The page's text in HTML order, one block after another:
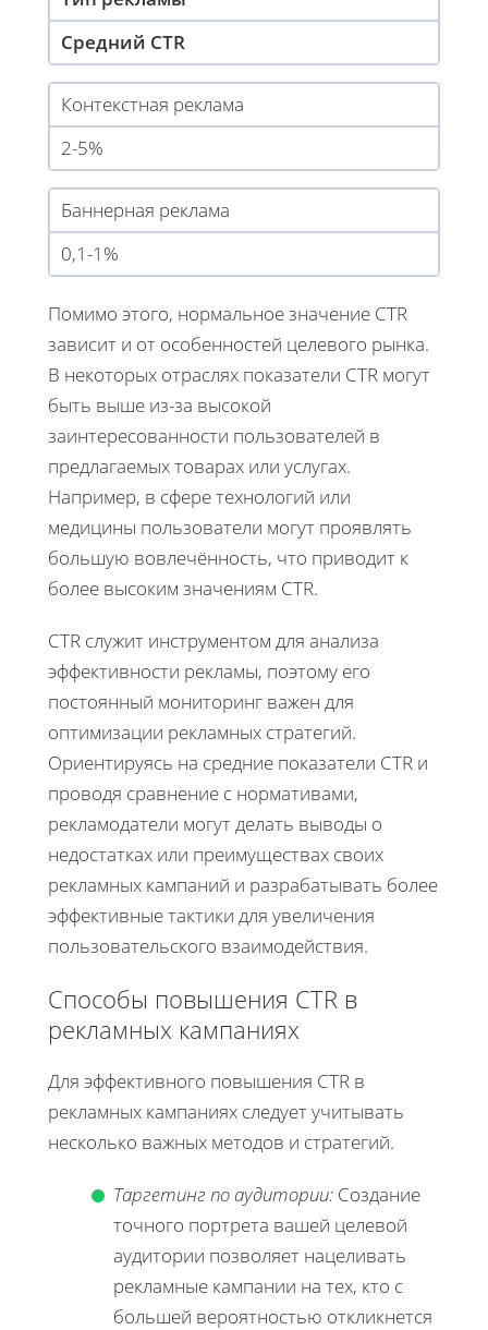
Средний CTR
Контекстная реклама
2-5%
Баннерная реклама
0,1-1%
Помимо этого, нормальное значение CTR
зависит и от особенностей целевого рынка.
В некоторых отраслях показатели CTR могут
быть выше из-за высокой
заинтересованности пользователей в
предлагаемых товарах или услугах.
Например, в сфере технологий или
медицины пользователи могут проявлять
большую вовлечённость, что приводит к
более высоким значениям CTR.
CTR служит инструментом для анализа
эффективности рекламы, поэтому его
постоянный мониторинг важен для
оптимизации рекламных стратегий.
Ориентируясь на средние показатели CTR и
проводя сравнение с нормативами,
рекламодатели могут делать выводы о
недостатках или преимуществах своих
рекламных кампаний и разрабатывать более
эффективные тактики для увеличения
пользовательского взаимодействия.
Способы повышения CTR в
рекламных кампаниях
Для эффективного повышения CTR в
рекламных кампаниях следует учитывать
несколько важных методов и стратегий.
Таргетинг по аудитории: Создание
точного портрета вашей целевой
аудитории позволяет нацеливать
рекламные кампании на тех, кто с
большей вероятностью откликнется